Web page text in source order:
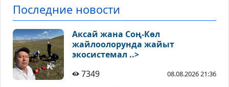
Последние новости
Аксай жана Соң-Көл
жайлоолорунда жайыт
экосистемал ..>
7349
08.08.2026 21:36